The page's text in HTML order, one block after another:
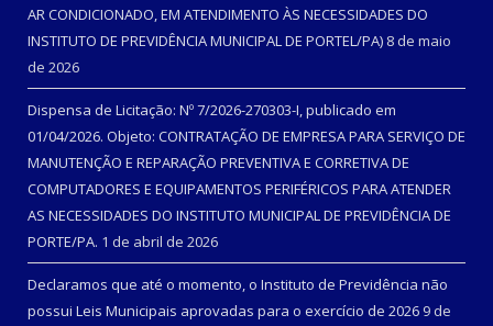
AR CONDICIONADO, EM ATENDIMENTO ÀS NECESSIDADES DO
INSTITUTO DE PREVIDÊNCIA MUNICIPAL DE PORTEL/PA) 8 de maio
de 2026
Dispensa de Licitação: Nº 7/2026-270303-I, publicado em
01/04/2026. Objeto: CONTRATAÇÃO DE EMPRESA PARA SERVIÇO DE
MANUTENÇÃO E REPARAÇÃO PREVENTIVA E CORRETIVA DE
COMPUTADORES E EQUIPAMENTOS PERIFÉRICOS PARA ATENDER
AS NECESSIDADES DO INSTITUTO MUNICIPAL DE PREVIDÊNCIA DE
PORTE/PA. 1 de abril de 2026
Declaramos que até o momento, o Instituto de Previdência não
possui Leis Municipais aprovadas para o exercício de 2026 9 de